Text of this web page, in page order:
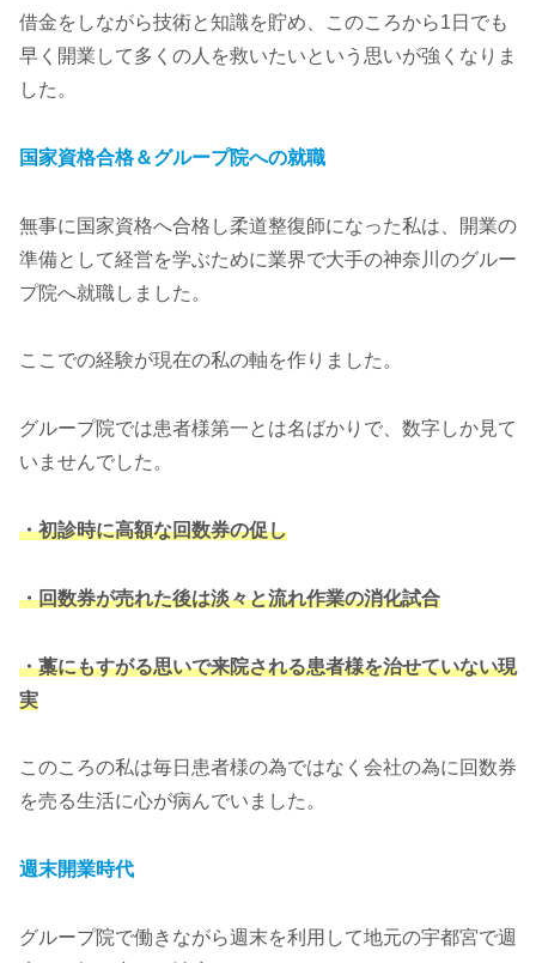
借金をしながら技術と知識を貯め、このころから1日でも
早く開業して多くの人を救いたいという思いが強くなりま
した。
国家資格合格＆グループ院への就職
無事に国家資格へ合格し柔道整復師になった私は、開業の
準備として経営を学ぶために業界で大手の神奈川のグルー
プ院へ就職しました。
ここでの経験が現在の私の軸を作りました。
グループ院では患者様第一とは名ばかりで、数字しか見て
いませんでした。
・初診時に高額な回数券の促し
・回数券が売れた後は淡々と流れ作業の消化試合
・藁にもすがる思いで来院される患者様を治せていない現
実
このころの私は毎日患者様の為ではなく会社の為に回数券
を売る生活に心が病んでいました。
週末開業時代
グループ院で働きながら週末を利用して地元の宇都宮で週